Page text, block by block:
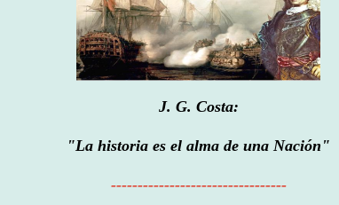
J. G. Costa:
"La historia es el alma de una Nación"
---------------------------------